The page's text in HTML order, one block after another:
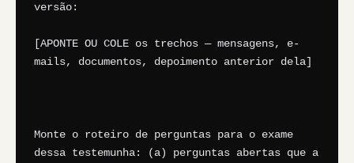
versão:
[APONTE OU COLE os trechos — mensagens, e-
mails, documentos, depoimento anterior dela]
Monte o roteiro de perguntas para o exame
dessa testemunha: (a) perguntas abertas que a